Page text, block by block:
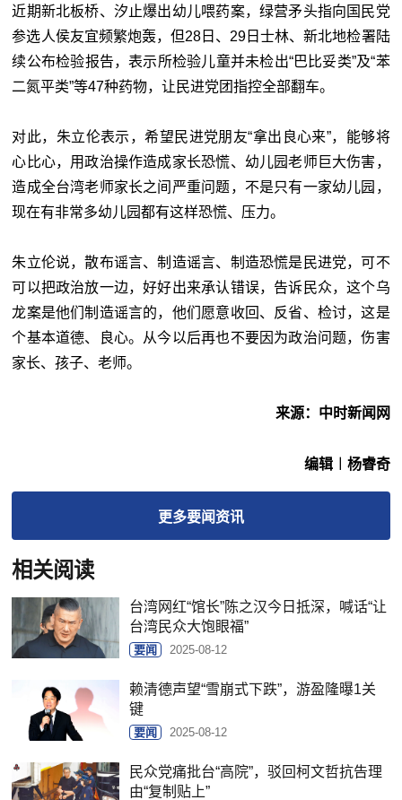
近期新北板桥、汐止爆出幼儿喂药案，绿营矛头指向国民党
参选人侯友宜频繁炮轰，但28日、29日士林、新北地检署陆
续公布检验报告，表示所检验儿童并未检出“巴比妥类”及“苯
二氮平类”等47种药物，让民进党团指控全部翻车。
对此，朱立伦表示，希望民进党朋友“拿出良心来”，能够将
心比心，用政治操作造成家长恐慌、幼儿园老师巨大伤害，
造成全台湾老师家长之间严重问题，不是只有一家幼儿园，
现在有非常多幼儿园都有这样恐慌、压力。
朱立伦说，散布谣言、制造谣言、制造恐慌是民进党，可不
可以把政治放一边，好好出来承认错误，告诉民众，这个乌
龙案是他们制造谣言的，他们愿意收回、反省、检讨，这是
个基本道德、良心。从今以后再也不要因为政治问题，伤害
家长、孩子、老师。
来源：中时新闻网
编辑︱杨睿奇
更多要闻资讯
相关阅读
台湾网红“馆长”陈之汉今日抵深，喊话“让
台湾民众大饱眼福”
要闻 2025-08-12
赖清德声望“雪崩式下跌”，游盈隆曝1关
键
要闻 2025-08-12
民众党痛批台“高院”，驳回柯文哲抗告理
由“复制贴上”